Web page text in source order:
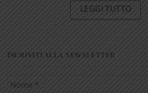
LEGGI TUTTO
ISCRIVITI ALLA NEWSLETTER